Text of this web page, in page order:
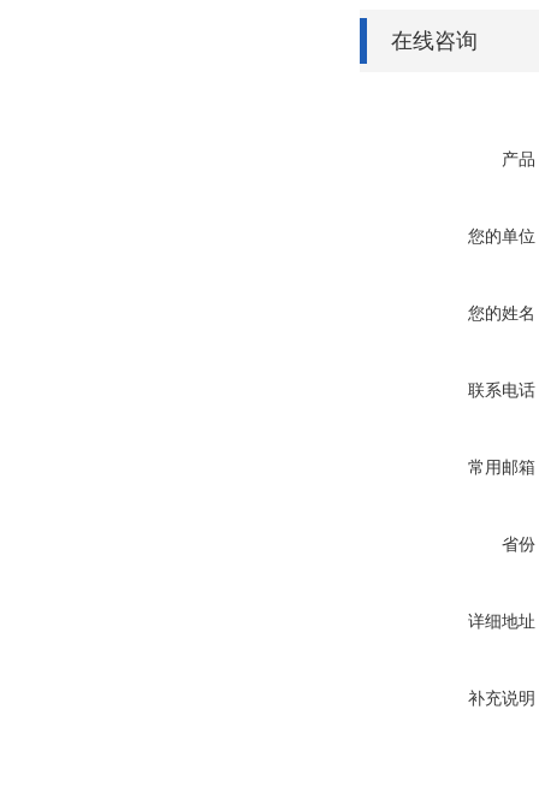
在线咨询
产品
您的单位
您的姓名
联系电话
常用邮箱
省份
详细地址
补充说明